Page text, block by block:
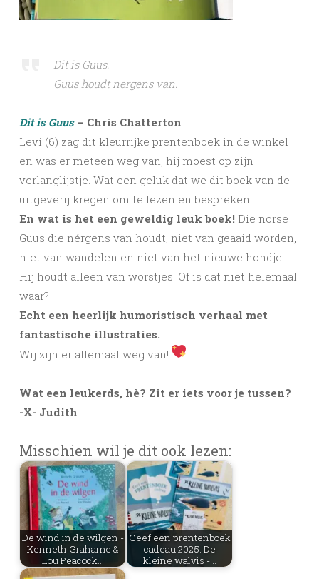
Dit is Guus.
Guus houdt nergens van.
Dit is Guus – Chris Chatterton
Levi (6) zag dit kleurrijke prentenboek in de winkel
en was er meteen weg van, hij moest op zijn
verlanglijstje. Wat een geluk dat we dit boek van de
uitgeverij kregen om te lezen en bespreken!
En wat is het een geweldig leuk boek! Die norse
Guus die nérgens van houdt; niet van geaaid worden,
niet van wandelen en niet van het nieuwe hondje…
Hij houdt alleen van worstjes! Of is dat niet helemaal
waar?
Echt een heerlijk humoristisch verhaal met
fantastische illustraties.
Wij zijn er allemaal weg van!
Wat een leukerds, hè? Zit er iets voor je tussen?
-X- Judith
Misschien wil je dit ook lezen:
De wind in de wilgen -
Kenneth Grahame &
Lou Peacock…
Geef een prentenboek
cadeau 2025: De
kleine walvis -…